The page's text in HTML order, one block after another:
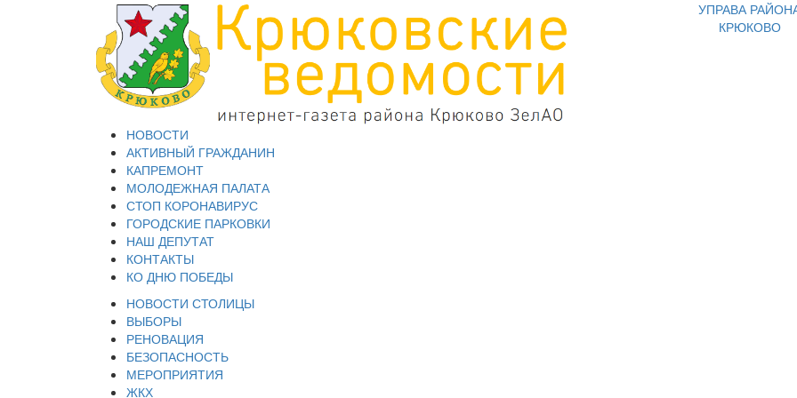
УПРАВА
КРЮКОВО
НОВОСТИ
АКТИВНЫЙ ГРАЖДАНИН
КАПРЕМОНТ
МОЛОДЕЖНАЯ ПАЛАТА
СТОП КОРОНАВИРУС
ГОРОДСКИЕ ПАРКОВКИ
НАШ ДЕПУТАТ
КОНТАКТЫ
КО ДНЮ ПОБЕДЫ
НОВОСТИ СТОЛИЦЫ
ВЫБОРЫ
РЕНОВАЦИЯ
БЕЗОПАСНОСТЬ
МЕРОПРИЯТИЯ
ЖКХ